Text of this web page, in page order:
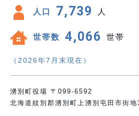
人口 7,739 人
世帯数 4,066 世帯
（2026年7月末現在）
湧別町役場 〒099-6592
北海道紋別郡湧別町上湧別屯田市街